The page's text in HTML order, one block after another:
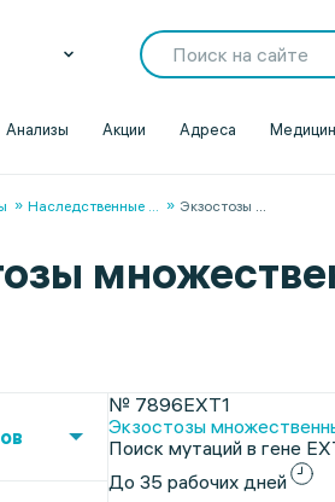
Анализы Акции Адреса
Наследственные ... Экзостозы ...
№ 7896EXT1
Экзостозы
Поиск мутаций в гене
До 35 рабочих дней